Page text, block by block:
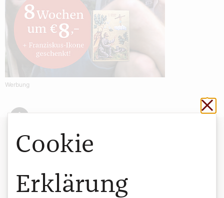
Werbung
Rezepte
14 dag Butter
Cookie
Erklärung